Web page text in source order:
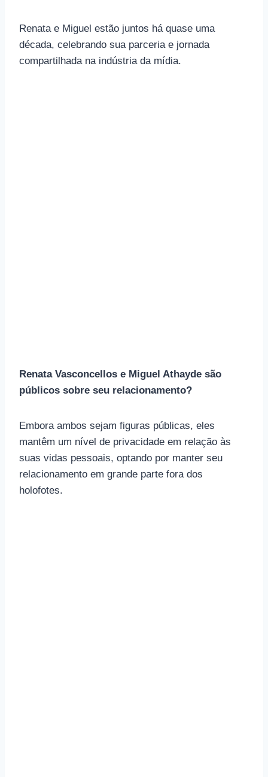
Renata e Miguel estão juntos há quase uma
década, celebrando sua parceria e jornada
compartilhada na indústria da mídia.
Renata Vasconcellos e Miguel Athayde são
públicos sobre seu relacionamento?
Embora ambos sejam figuras públicas, eles
mantêm um nível de privacidade em relação às
suas vidas pessoais, optando por manter seu
relacionamento em grande parte fora dos
holofotes.